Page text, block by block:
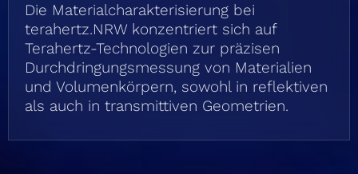
Die Materialcharakterisierung bei
terahertz.NRW konzentriert sich auf
Terahertz-Technologien zur präzisen
Durchdringungsmessung von Materialien
und Volumenkörpern, sowohl in reflektiven
als auch in transmittiven Geometrien.